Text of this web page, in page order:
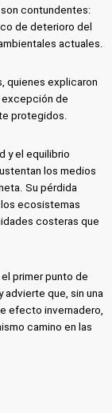
contundentes:
de deterioro del
actuales.
quienes explicaron
excepción de
protegidos.
y el equilibrio
los medios
Su pérdida
los ecosistemas
costeras que
primer punto de
que, sin una
efecto invernadero,
camino en las